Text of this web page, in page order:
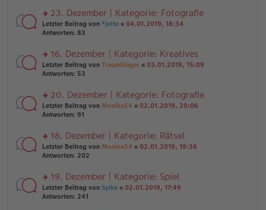
tr
a
g
e
n
er
tr
a
g
n
g
el
e
n
er
tr
a
g
rs
te
n
g
el
e
n
er
tr
a
g
23. Dezember | Kategorie: Fotografie
Letzter Beitrag von *Jette « 04.01.2019, 18:34
Antworten: 83
rs
te
n
g
el
e
n
er
tr
a
g
16. Dezember | Kategorie: Kreatives
Letzter Beitrag von Traumfänger « 03.01.2019, 15:09
Antworten: 53
rs
te
n
g
el
e
n
er
20. Dezember | Kategorie: Fotografie
Letzter Beitrag von Monika54 « 02.01.2019, 20:06
Antworten: 91
rs
te
n
g
el
18. Dezember | Kategorie: Rätsel
Letzter Beitrag von Monika54 « 02.01.2019, 19:36
Antworten: 202
rs
te
19. Dezember | Kategorie: Spiel
Letzter Beitrag von Sylke « 02.01.2019, 17:49
Antworten: 241